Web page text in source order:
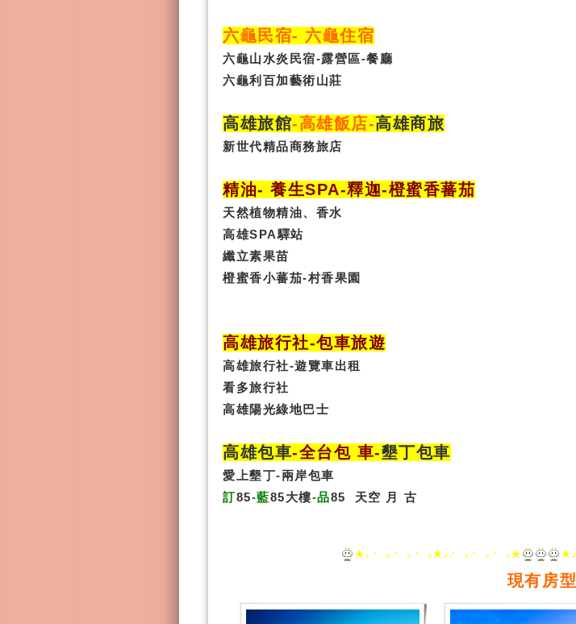
六龜民宿- 六龜住宿
六龜山水炎民宿-露營區-餐廳
六龜利百加藝術山莊
高雄旅館-高雄飯店-高雄商旅
新世代精品商務旅店
精油- 養生SPA-釋迦-橙蜜香蕃茄
天然植物精油、香水
高雄SPA驛站
纖立素果苗
橙蜜香小蕃茄-村香果園
高雄旅行社-包車旅遊
高雄旅行社-遊覽車出租
看多旅行社
高雄陽光綠地巴士
高雄包車-全台包 車-墾丁包車
愛上墾丁-兩岸包車
訂85-藍85大樓-品85 天空 月 古
現有房型